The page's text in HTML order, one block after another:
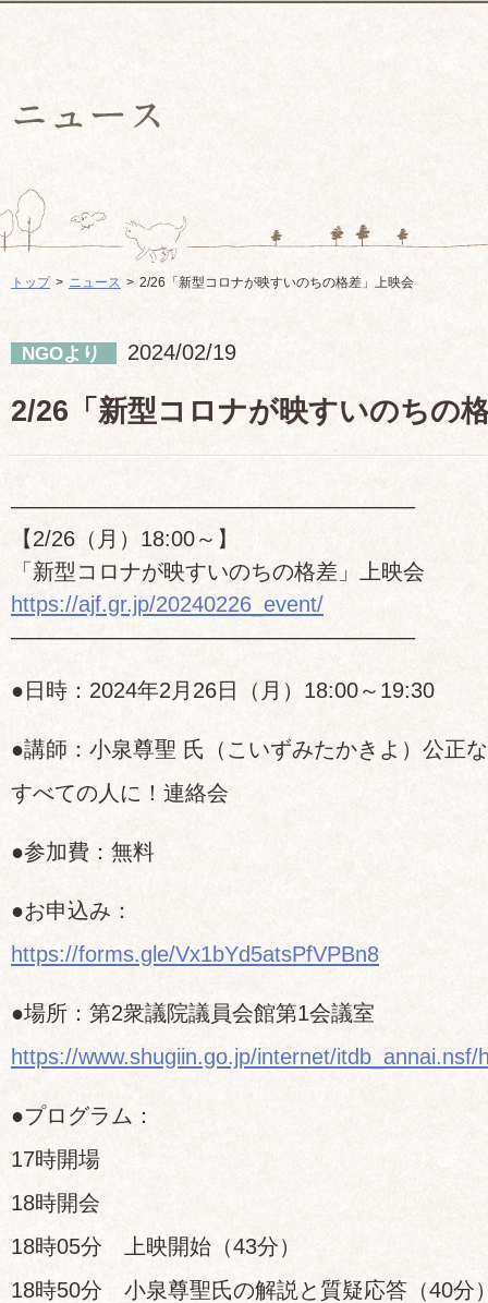
トップ ニュース 2/26「新型コロナが映すいのちの格差」上映会
NGOより 2024/02/19
2/26「新型コロナが映すいのちの
——————————————————–
【2/26（月）18:00～】
「新型コロナが映すいのちの格差」上映会
https://ajf.gr.jp/20240226_event/
——————————————————–
●日時：2024年2月26日（月）18:00～19:30
●講師：小泉尊聖 氏（こいずみたかきよ）公正
すべての人に！連絡会
●参加費：無料
●お申込み：
https://forms.gle/Vx1bYd5atsPfVPBn8
●場所：第2衆議院議員会館第1会議室
https://www.shugiin.go.jp/internet/
●プログラム：
17時開場
18時開会
18時05分 上映開始（43分）
18時50分 小泉尊聖氏の解説と質疑応答（40分